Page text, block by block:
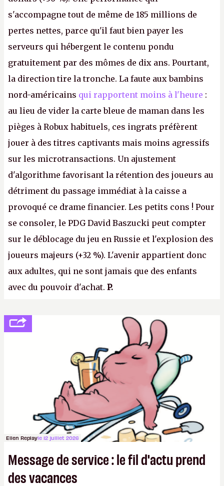
s'accompagne tout de même de 185 millions de
pertes nettes, parce qu'il faut bien payer les
serveurs qui hébergent le contenu pondu
gratuitement par des mômes de dix ans. Pourtant,
la direction tire la tronche. La faute aux bambins
nord-américains qui rapportent moins à l'heure :
au lieu de vider la carte bleue de maman dans les
pièges à Robux habituels, ces ingrats préfèrent
jouer à des titres captivants mais moins agressifs
sur les microtransactions. Un ajustement
d'algorithme favorisant la rétention des joueurs au
détriment du passage immédiat à la caisse a
provoqué ce drame financier. Les petits cons ! Pour
se consoler, le PDG David Baszucki peut compter
sur le déblocage du jeu en Russie et l'explosion des
joueurs majeurs (+32 %). L'avenir appartient donc
aux adultes, qui ne sont jamais que des enfants
avec du pouvoir d'achat. P.
Ellen Replayle 12 juillet 2026
Message de service : le fil d'actu prend
des vacances